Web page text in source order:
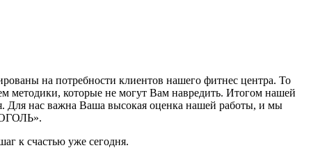
на потребности клиентов нашего фитнес центра. То
методики, которые не могут Вам навредить. Итогом нашей
Для нас важна Ваша высокая оценка нашей работы, и мы
к счастью уже сегодня.